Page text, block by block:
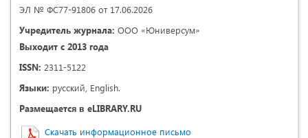
ЭЛ № ФС77-91806 от 17.06.2026
Учредитель журнала: ООО «Юниверсум»
Выходит с 2013 года
ISSN: 2311-5122
Языки: русский, English.
Размещается в eLIBRARY.RU
Скачать информационное письмо